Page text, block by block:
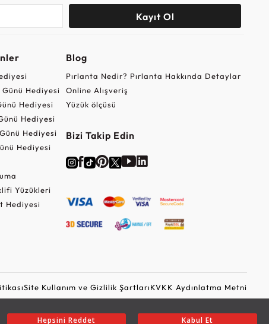
Hepsini Reddet Kabul Et
Kayıt Ol
Hediyesi
Hediyesi
Hediyesi
Hediyesi
Hediyesi
Yüzükleri
Hediyesi
Blog
Pırlanta Nedir? Pırlanta Hakkında Detaylar
Online Alışveriş
Yüzük ölçüsü
Bizi Takip Edin
Site Kullanım ve Gizlilik ŞartlarıKVKK Aydınlatma Metni